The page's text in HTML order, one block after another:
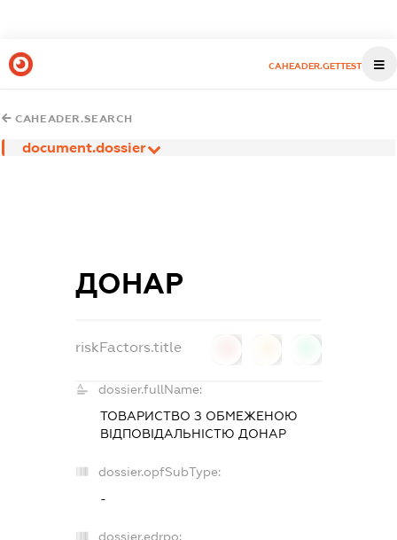
CAHEADER.GETTEST
CAHEADER.SEARCH
document.dossier
ДОНАР
riskFactors.title
dossier.fullName:
ТОВАРИСТВО З ОБМЕЖЕНОЮ
ВІДПОВІДАЛЬНІСТЮ ДОНАР
dossier.opfSubType:
-
dossier.edrpo: